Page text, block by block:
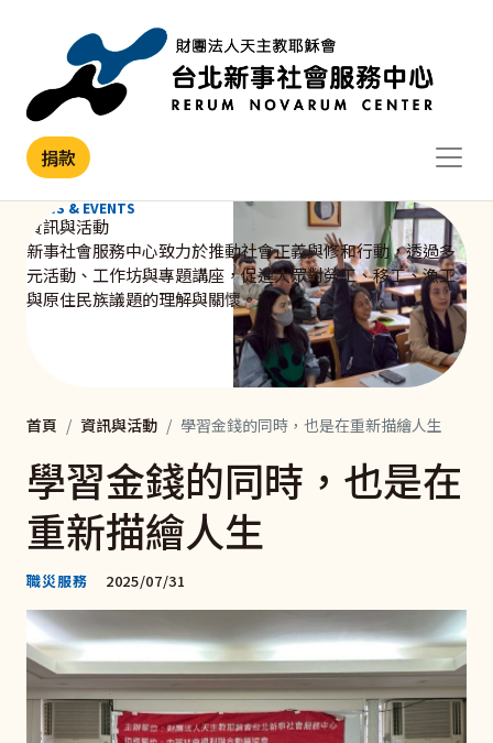
捐款
NEWS & EVENTS
資訊與活動
新事社會服務中心致力於推動社會正義與修和行動，透過多
元活動、工作坊與專題講座，促進大眾對勞工、移工、漁工
與原住民族議題的理解與關懷。
首頁 資訊與活動 學習金錢的同時，也是在重新描繪人生
學習金錢的同時，也是在
重新描繪人生
職災服務 2025/07/31